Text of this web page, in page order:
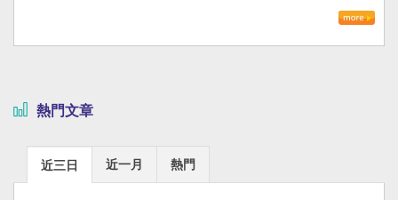
熱門文章
近三日 近一月 熱門